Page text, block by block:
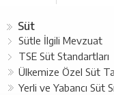
Süt
Sütle İlgili Mevzuat
TSE Süt Standartları
Ülkemize Özel Süt
Yerli ve Yabancı Süt